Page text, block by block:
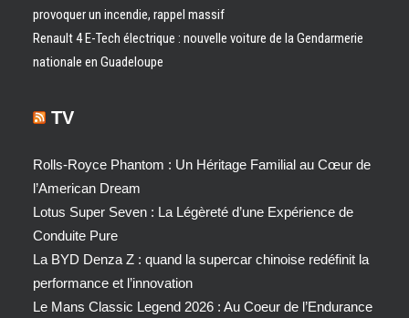
provoquer un incendie, rappel massif
Renault 4 E-Tech électrique : nouvelle voiture de la Gendarmerie
nationale en Guadeloupe
TV
Rolls-Royce Phantom : Un Héritage Familial au Cœur de
l’American Dream
Lotus Super Seven : La Légèreté d’une Expérience de
Conduite Pure
La BYD Denza Z : quand la supercar chinoise redéfinit la
performance et l’innovation
Le Mans Classic Legend 2026 : Au Coeur de l’Endurance